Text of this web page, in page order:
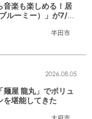
半田市
音楽も楽しめる！居
ルーミー）」が7/3
2026.08.05
屋 龍丸」でボリュ
を堪能してきた